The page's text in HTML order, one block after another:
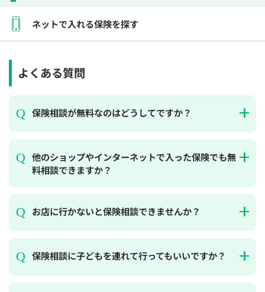
ネットで入れる保険を探す
よくある質問
保険相談が無料なのはどうしてですか？
他のショップやインターネットで入った保険でも無
料相談できますか？
お店に行かないと保険相談できませんか？
保険相談に子どもを連れて行ってもいいですか？